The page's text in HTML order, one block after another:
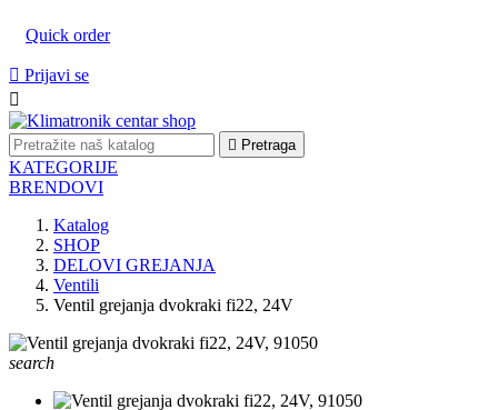
Quick order
 Prijavi se

 Pretraga
KATEGORIJE
BRENDOVI
Katalog
SHOP
DELOVI GREJANJA
Ventili
Ventil grejanja dvokraki fi22, 24V
search